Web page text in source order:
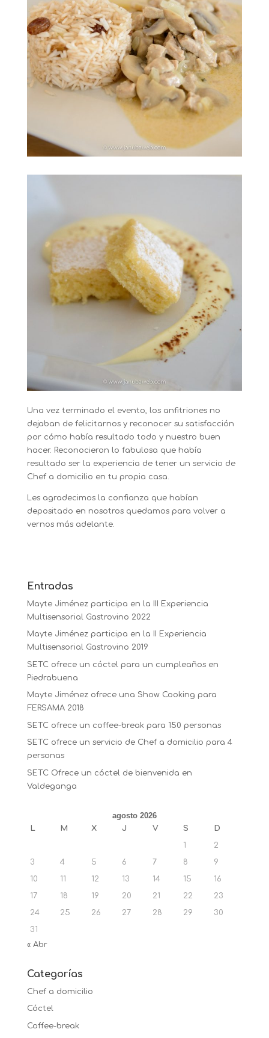
Una vez terminado el evento, los anfitriones no
dejaban de felicitarnos y reconocer su satisfacción
por cómo había resultado todo y nuestro buen
hacer. Reconocieron lo fabulosa que había
resultado ser la experiencia de tener un servicio de
Chef a domicilio en tu propia casa.
Les agradecimos la confianza que habían
depositado en nosotros quedamos para volver a
vernos más adelante.
Entradas
Mayte Jiménez participa en la III Experiencia
Multisensorial Gastrovino 2022
Mayte Jiménez participa en la II Experiencia
Multisensorial Gastrovino 2019
SETC ofrece un cóctel para un cumpleaños en
Piedrabuena
Mayte Jiménez ofrece una Show Cooking para
FERSAMA 2018
SETC ofrece un coffee-break para 150 personas
SETC ofrece un servicio de Chef a domicilio para 4
personas
SETC Ofrece un cóctel de bienvenida en
Valdeganga
agosto 2026
L M X J V S
D
1
2
3
4 5 6 7 8
9
10
11 12 13 14 15
16
17
18 19 20 21 22
23
24
25 26 27 28 29
30
31
« Abr
Categorías
Chef a domicilio
Cóctel
Coffee-break